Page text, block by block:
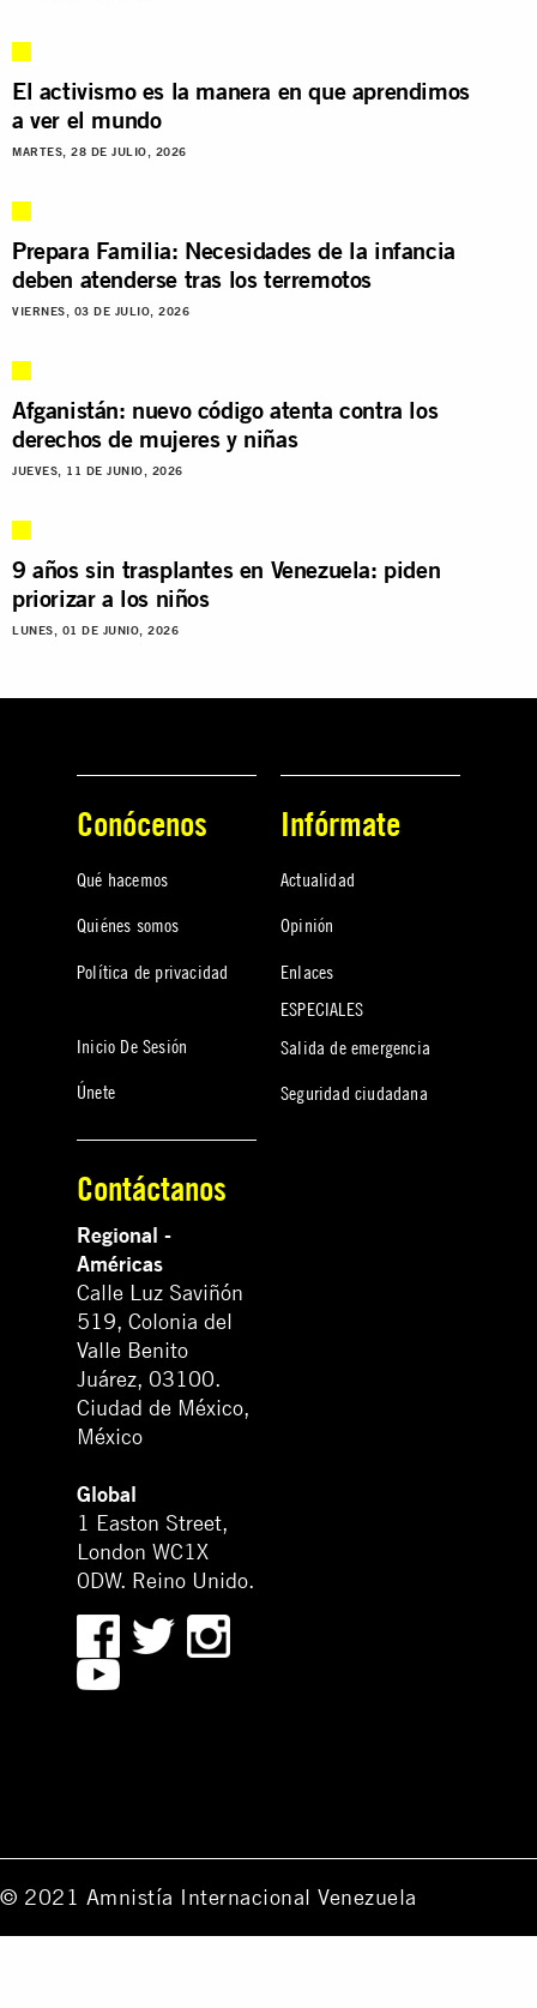
El activismo es la manera en que aprendimos
a ver el mundo
MARTES, 28 DE JULIO, 2026
Prepara Familia: Necesidades de la infancia
deben atenderse tras los terremotos
VIERNES, 03 DE JULIO, 2026
Afganistán: nuevo código atenta contra los
derechos de mujeres y niñas
JUEVES, 11 DE JUNIO, 2026
9 años sin trasplantes en Venezuela: piden
priorizar a los niños
LUNES, 01 DE JUNIO, 2026
Conócenos
Qué hacemos
Quiénes somos
Política de privacidad
Inicio De Sesión
Únete
Infórmate
Actualidad
Opinión
Enlaces
ESPECIALES
Salida de emergencia
Seguridad ciudadana
Contáctanos
Regional -
Américas
Calle Luz Saviñón
519, Colonia del
Valle Benito
Juárez, 03100.
Ciudad de México,
México
Global
1 Easton Street,
London WC1X
0DW. Reino Unido.
© 2021 Amnistía Internacional Venezuela